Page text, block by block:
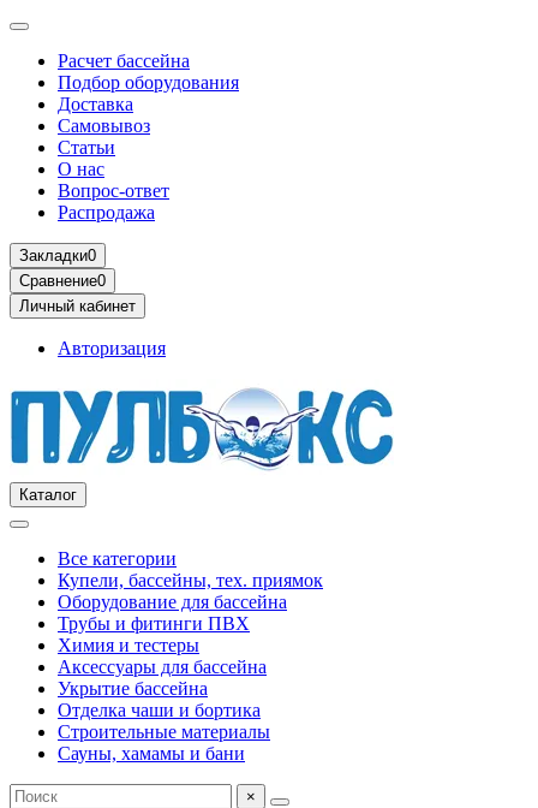
Расчет бассейна
Подбор оборудования
Доставка
Самовывоз
Статьи
О нас
Вопрос-ответ
Распродажа
Закладки0
Сравнение0
Личный кабинет
Авторизация
Каталог
Все категории
Купели, бассейны, тех. приямок
Оборудование для бассейна
Трубы и фитинги ПВХ
Химия и тестеры
Аксессуары для бассейна
Укрытие бассейна
Отделка чаши и бортика
Строительные материалы
Сауны, хамамы и бани
×